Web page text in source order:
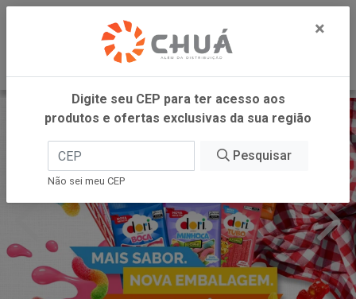
×
Digite seu CEP para ter acesso aos
produtos e ofertas exclusivas da sua região
Pesquisar
Não sei meu CEP